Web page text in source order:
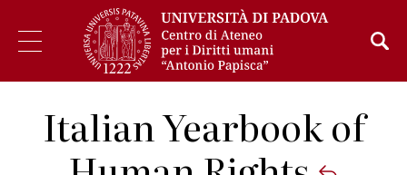
Italian Yearbook of